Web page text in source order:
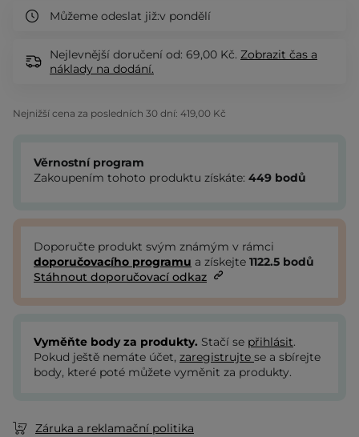
Můžeme odeslat již:v pondělí
Nejlevnější doručení od: 69,00 Kč. Zobrazit čas a
náklady na dodání.
Nejnižší cena za posledních 30 dní: 419,00 Kč
Věrnostní program
Zakoupením tohoto produktu získáte: 449 bodů
Doporučte produkt svým známým v rámci
doporučovacího programu a získejte 1122.5 bodů
Stáhnout doporučovací odkaz
Vyměňte body za produkty. Stačí se přihlásit.
Pokud ještě nemáte účet, zaregistrujte se a sbírejte
body, které poté můžete vyměnit za produkty.
Záruka a reklamační politika